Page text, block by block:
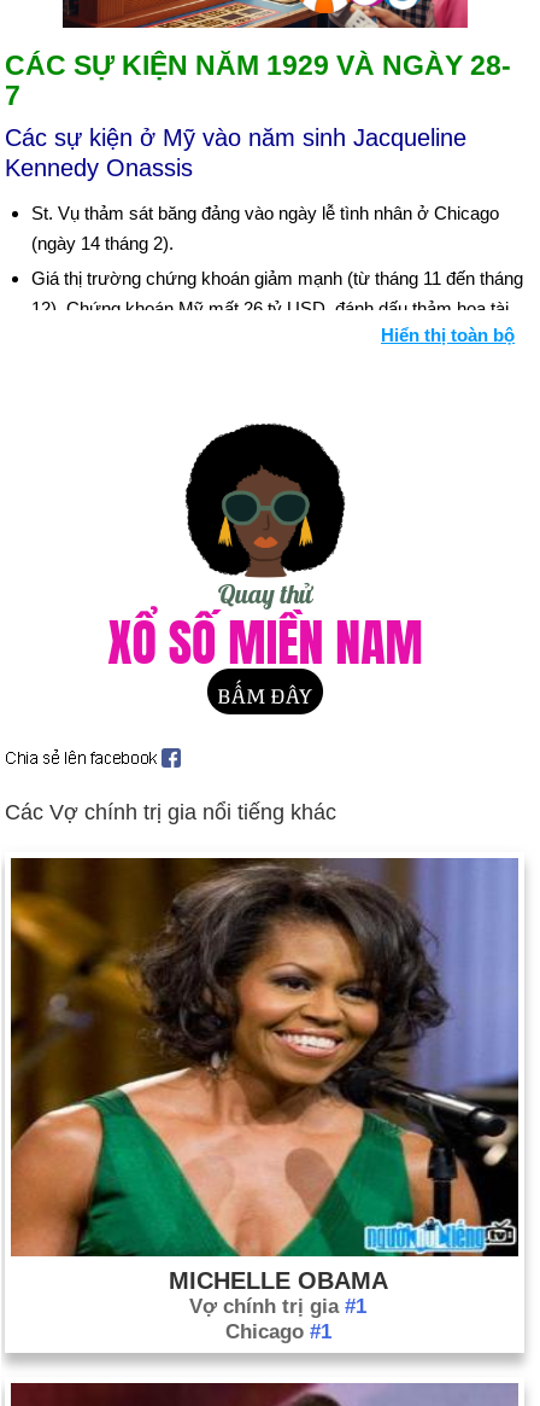
CÁC SỰ KIỆN NĂM 1929 VÀ NGÀY 28-
7
Các sự kiện ở Mỹ vào năm sinh Jacqueline
Kennedy Onassis
St. Vụ thảm sát băng đảng vào ngày lễ tình nhân ở Chicago
(ngày 14 tháng 2).
Giá thị trường chứng khoán giảm mạnh (từ tháng 11 đến tháng
12). Chứng khoán Mỹ mất 26 tỷ USD, đánh dấu thảm họa tài
Ngày 28-7 năm 1540:
Cựu Ngoại trưởng Vương quốc Anh
Thomas Cromwell bị xử tử vì tội phản quốc và dị giáo tại
Tower Hill. Cùng ngày này, Vua Henry VIII kết hôn với người
vợ thứ năm, Catherine Howard.
Nhà soạn nhạc baroque vĩ đại người
Đức, Johann Sebastian Bach đã qua đời tại Leipzig, Đức.
Ngày 28-7 năm 1794:
Nhà lãnh đạo cách mạng Pháp
Robespierre bị đưa lên máy chém.
Quốc gia Peru tuyên bố độc lập khỏi sự
Ngày 28-7 năm 1868:
thiết lập quyền công dân của người Mỹ gốc Phi và bảo đảm
Áo-Hungary tuyên chiến với Serbia,
khiến Thế chiến thứ nhất bắt đầu.
Ngày 28-7 năm 1932:Herbert Hoover ra lệnh cho Douglas
MacArthur trục xuất các Bonus Marchers khỏi trại của họ.
Ngày 28-7 năm 2002:Chín công nhân khai thác than ở
Pennsylvania đã được giải cứu sau 77 giờ mắc kẹt trong hầm
Hiển thị toàn bộ
Các Vợ chính trị gia nổi tiếng khác
MICHELLE OBAMA
Vợ chính trị gia #1
Chicago #1